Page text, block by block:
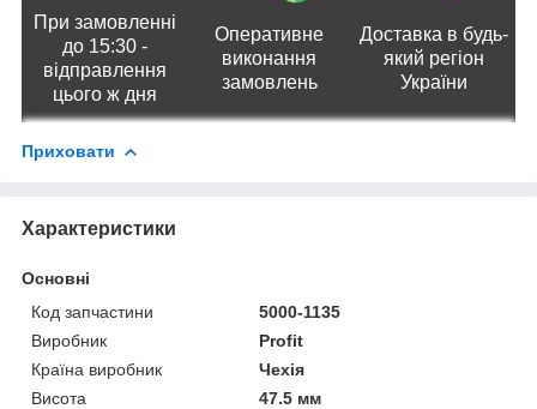
При замовленні
до 15:30 -
відправлення
цього ж дня
Оперативне
виконання
замовлень
Доставка в будь-
який регіон
України
Приховати
Характеристики
Основні
Код запчастини
5000-1135
Виробник
Profit
Країна виробник
Чехія
Висота
47.5 мм